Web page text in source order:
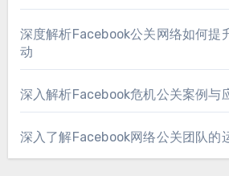
深度解析Facebook公关网络如何提
动
深入解析Facebook危机公关案例与
深入了解Facebook网络公关团队的